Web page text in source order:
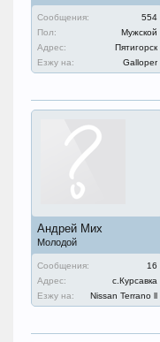
Сообщения:
554
Пол:
Мужской
Адрес:
Пятигорск
Езжу на:
Galloper
Андрей Мих
Молодой
Сообщения:
16
Адрес:
с.Курсавка
Езжу на:
Nissan Terrano ll